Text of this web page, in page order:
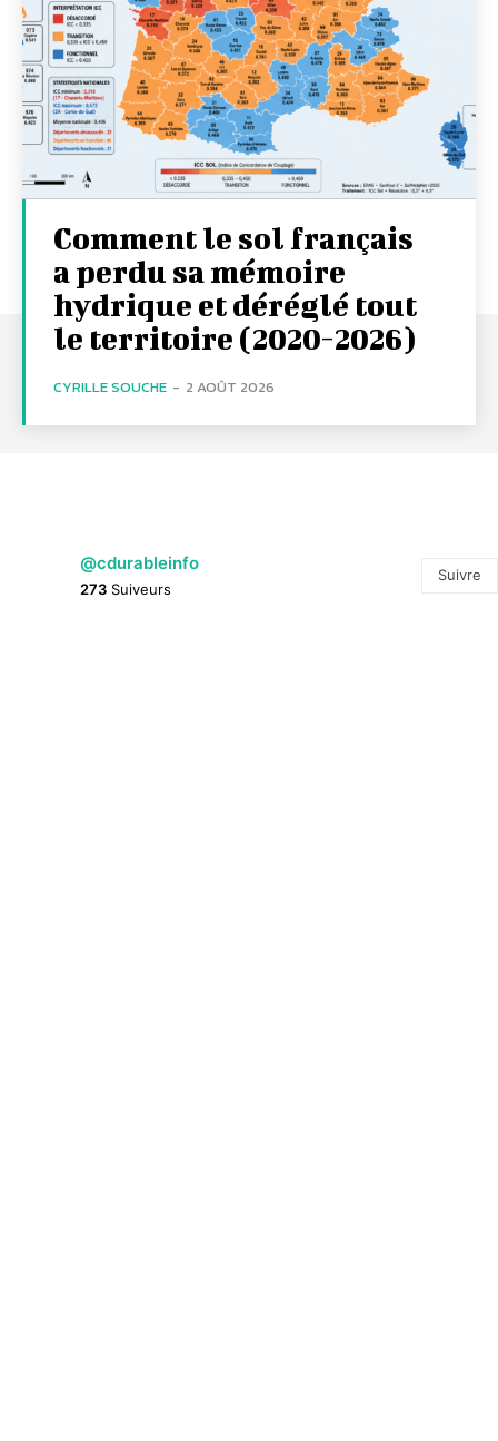
Comment le sol français
a perdu sa mémoire
hydrique et déréglé tout
le territoire (2020-2026)
CYRILLE SOUCHE - 2 AOÛT 2026
@cdurableinfo
273 Suiveurs
Suivre